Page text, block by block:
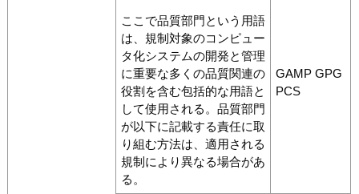
ここで品質部門という用語
は、規制対象のコンピュー
タ化システムの開発と管理
に重要な多くの品質関連の
役割を含む包括的な用語と
して使用される。品質部門
が以下に記載する責任に取
り組む方法は、適用される
規制により異なる場合があ
る。
GAMP GPG
PCS